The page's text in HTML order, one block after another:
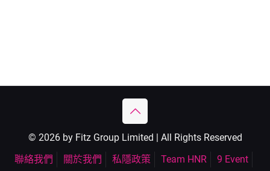
© 2026 by Fitz Group Limited | All Rights Reserved
聯絡我們
關於我們 私隱政策 Team HNR
9 Event